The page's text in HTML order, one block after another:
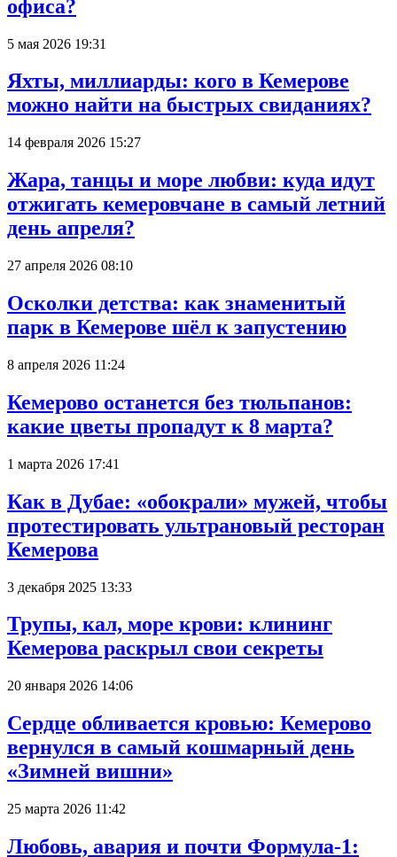
офиса?
5 мая 2026 19:31
Яхты, миллиарды: кого в Кемерове
можно найти на быстрых свиданиях?
14 февраля 2026 15:27
Жара, танцы и море любви: куда идут
отжигать кемеровчане в самый летний
день апреля?
27 апреля 2026 08:10
Осколки детства: как знаменитый
парк в Кемерове шёл к запустению
8 апреля 2026 11:24
Кемерово останется без тюльпанов:
какие цветы пропадут к 8 марта?
1 марта 2026 17:41
Как в Дубае: «обокрали» мужей, чтобы
протестировать ультрановый ресторан
Кемерова
3 декабря 2025 13:33
Трупы, кал, море крови: клининг
Кемерова раскрыл свои секреты
20 января 2026 14:06
Сердце обливается кровью: Кемерово
вернулся в самый кошмарный день
«Зимней вишни»
25 марта 2026 11:42
Любовь, авария и почти Формула-1: